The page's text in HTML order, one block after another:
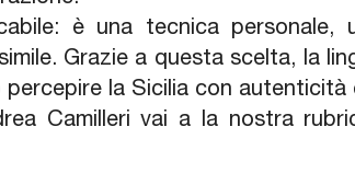
è una tecnica
Grazie a questa scelta, la
la Sicilia con autenticità
Camilleri vai a la nostra